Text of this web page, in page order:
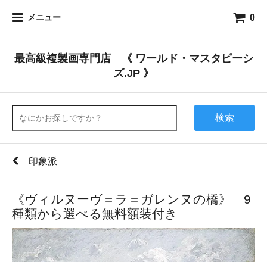
メニュー 0
最高級複製画専門店 《 ワールド・マスタピーシ
ズ.JP 》
検索
印象派
《ヴィルヌーヴ＝ラ＝ガレンヌの橋》 9
種類から選べる無料額装付き